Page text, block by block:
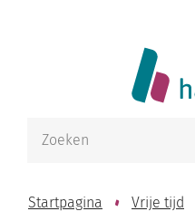
Haaltert
kunnen
helpen?
Startpagina Vrije tijd